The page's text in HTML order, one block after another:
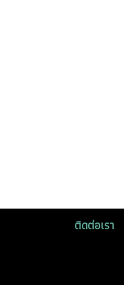
ติดต่อเรา